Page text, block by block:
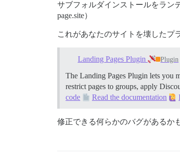
サブフォルダインストールをラン
page.site）
これがあなたのサイトを壊したプ
Landing Pages Plugin Plugin
The Landing Pages Plugin lets you
restrict pages to groups, apply
code
Read the documentation
修正できる何らかのバグがあるか